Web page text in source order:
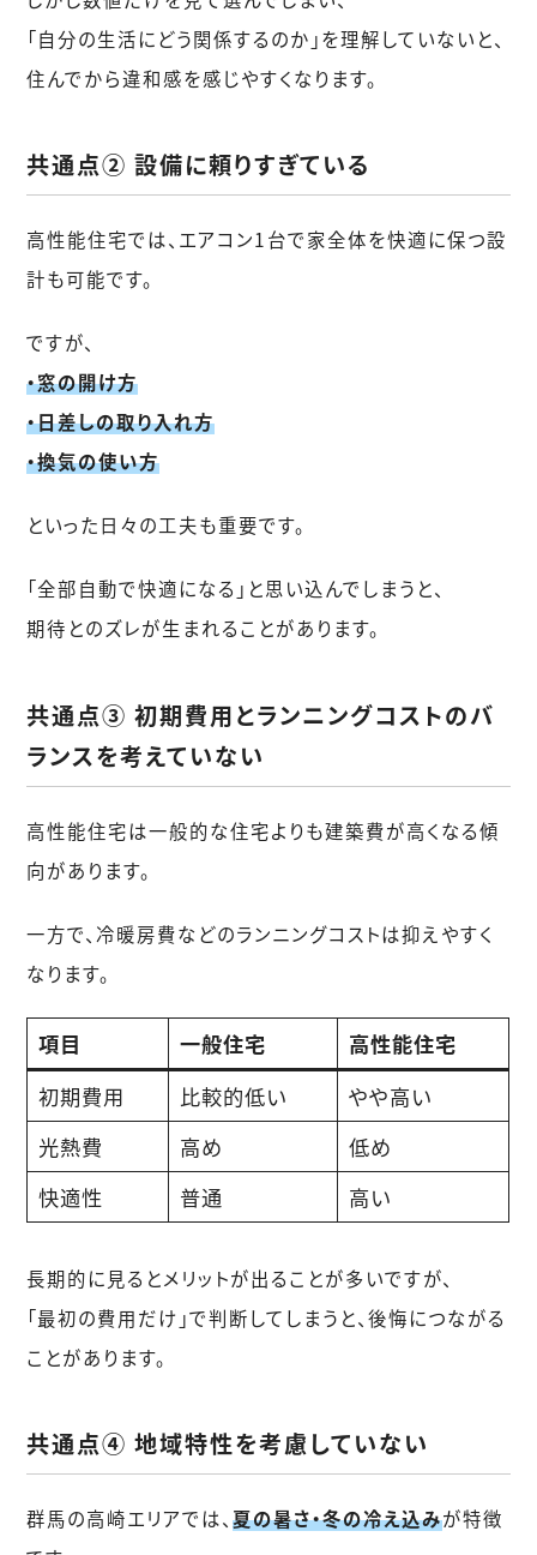
「自分の生活にどう関係するのか」を理解していないと、
住んでから違和感を感じやすくなります。
共通点② 設備に頼りすぎている
高性能住宅では、エアコン1台で家全体を快適に保つ設
計も可能です。
ですが、
・窓の開け方
・日差しの取り入れ方
・換気の使い方
といった日々の工夫も重要です。
「全部自動で快適になる」と思い込んでしまうと、
期待とのズレが生まれることがあります。
共通点③ 初期費用とランニングコストのバ
ランスを考えていない
高性能住宅は一般的な住宅よりも建築費が高くなる傾
向があります。
一方で、冷暖房費などのランニングコストは抑えやすく
なります。
項目 一般住宅
高性能住宅
初期費用
比較的低い
やや高い
光熱費
高め
低め
快適性
普通 高い
長期的に見るとメリットが出ることが多いですが、
「最初の費用だけ」で判断してしまうと、後悔につながる
ことがあります。
共通点④ 地域特性を考慮していない
群馬の高崎エリアでは、夏の暑さ・冬の冷え込みが特徴